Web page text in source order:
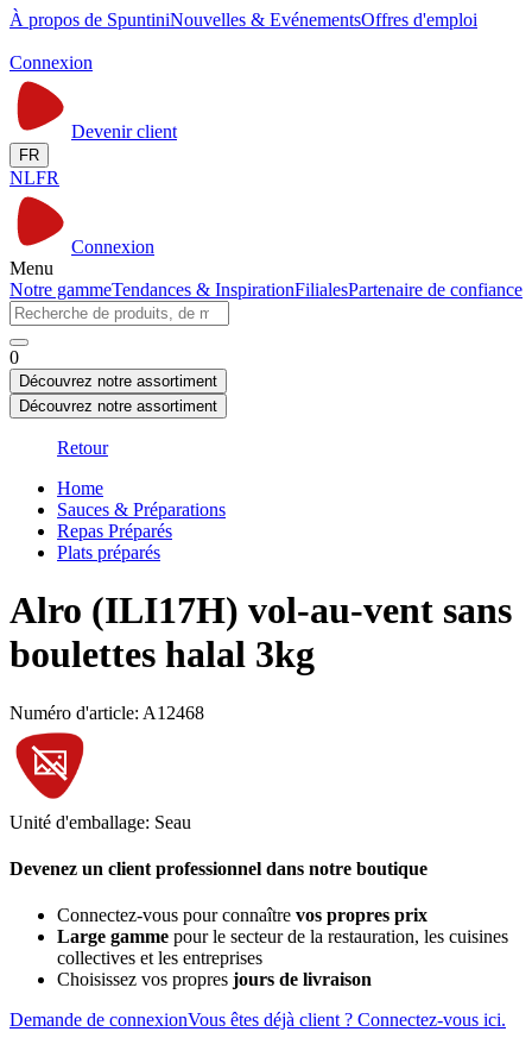
À propos de SpuntiniNouvelles & EvénementsOffres d'emploi
Connexion
Devenir client
FR
NLFR
Connexion
Menu
Notre gammeTendances & InspirationFilialesPartenaire de confiance
0
Découvrez notre assortiment
Découvrez notre assortiment
Retour
Home
Sauces & Préparations
Repas Préparés
Plats préparés
Alro (ILI17H) vol-au-vent sans
boulettes halal 3kg
Numéro d'article: A12468
Unité d'emballage: Seau
Devenez un client professionnel dans notre boutique
Connectez-vous pour connaître vos propres prix
Large gamme pour le secteur de la restauration, les cuisines
collectives et les entreprises
Choisissez vos propres jours de livraison
Demande de connexionVous êtes déjà client ? Connectez-vous ici.